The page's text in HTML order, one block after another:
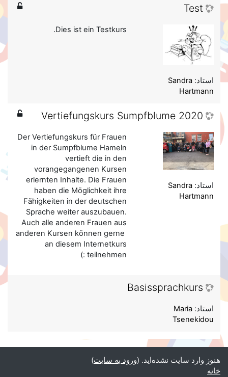
Test
Dies ist ein Testkurs.
استاد: Sandra
Hartmann
Vertiefungskurs Sumpfblume 2020
Der Vertiefungskurs für Frauen
in der Sumpfblume Hameln
vertieft die in den
vorangegangenen Kursen
erlernten Inhalte. Die Frauen
haben die Möglichkeit ihre
Fähigkeiten in der deutschen
Sprache weiter auszubauen.
Auch alle anderen Frauen aus
anderen Kursen können gerne
an diesem Internetkurs
teilnehmen :)
استاد: Sandra
Hartmann
Basissprachkurs
استاد: Maria
Tsenekidou
هنوز وارد سایت نشده‌اید. (ورود به سایت)
خانه